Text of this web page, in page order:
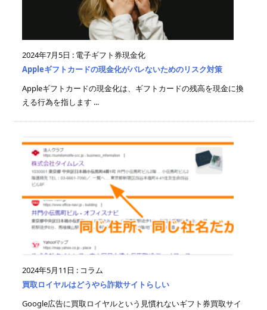
2024年7月5日 : 電子ギフト券現金化
Appleギフトカードの現金化がバレないためのリスク対策
Appleギフトカードの現金化は、ギフトカードの残高を現金に換
える行為を指します ...
2024年5月11日 : コラム
買取ロイヤルはどうやら詐欺サイトらしい
Google広告に買取ロイヤルという見慣れないギフト券買取サイ